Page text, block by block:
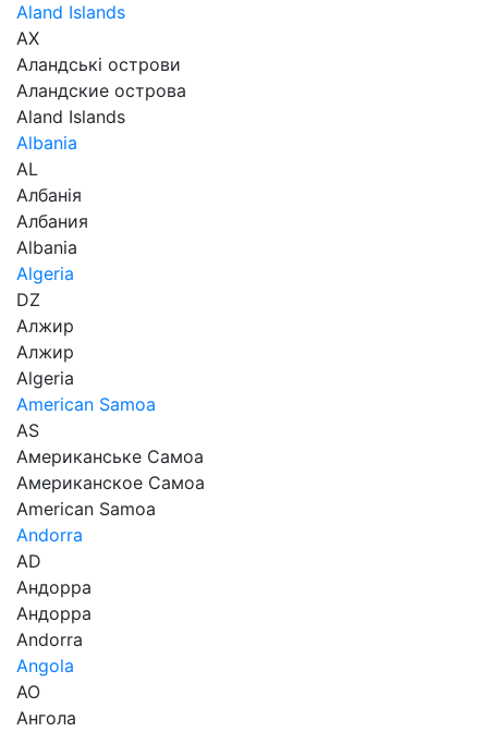
Aland Islands
AX
Аландські острови
Аландские острова
Aland Islands
Albania
AL
Албанія
Албания
Albania
Algeria
DZ
Алжир
Алжир
Algeria
American Samoa
AS
Американське Самоа
Американское Самоа
American Samoa
Andorra
AD
Андорра
Андорра
Andorra
Angola
AO
Ангола